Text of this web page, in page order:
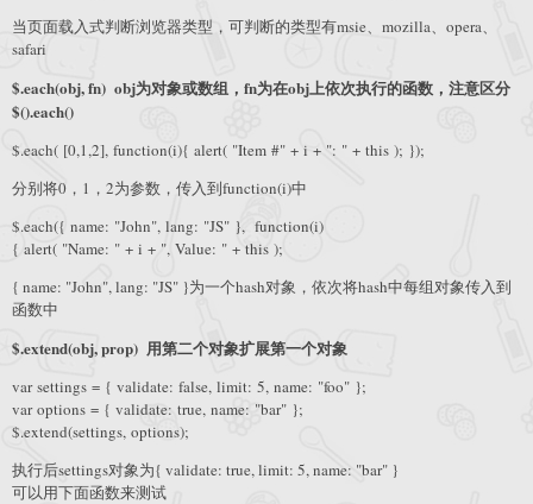
当页面载入式判断浏览器类型，可判断的类型有msie、mozilla、opera、
safari
$.each(obj, fn) obj为对象或数组，fn为在obj上依次执行的函数，注意区分
$().each()
$.each( [0,1,2], function(i){ alert( "Item #" + i + ": " + this ); });
分别将0，1，2为参数，传入到function(i)中
$.each({ name: "John", lang: "JS" }, function(i)
{ alert( "Name: " + i + ", Value: " + this );
{ name: "John", lang: "JS" }为一个hash对象，依次将hash中每组对象传入到
函数中
$.extend(obj, prop) 用第二个对象扩展第一个对象
var settings = { validate: false, limit: 5, name: "foo" };
var options = { validate: true, name: "bar" };
$.extend(settings, options);
执行后settings对象为{ validate: true, limit: 5, name: "bar" }
可以用下面函数来测试